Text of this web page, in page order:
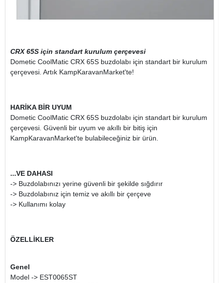
CRX 65S için standart kurulum çerçevesi
Dometic CoolMatic CRX 65S buzdolabı için standart bir kurulum
çerçevesi. Artık KampKaravanMarket'te!
HARİKA BİR UYUM
Dometic CoolMatic CRX 65S buzdolabı için standart bir kurulum
çerçevesi. Güvenli bir uyum ve akıllı bir bitiş için
KampKaravanMarket'te bulabileceğiniz bir ürün.
...VE DAHASI
-> Buzdolabınızı yerine güvenli bir şekilde sığdırır
-> Buzdolabınız için temiz ve akıllı bir çerçeve
-> Kullanımı kolay
ÖZELLİKLER
Genel
Model -> EST0065ST